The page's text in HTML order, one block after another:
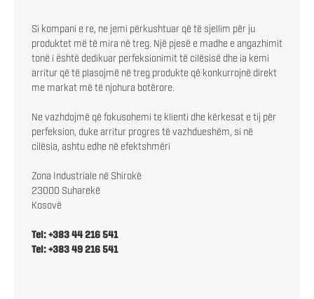
Si kompani e re, ne jemi përkushtuar që të sjellim për ju
produktet më të mira në treg. Një pjesë e madhe e angazhimit
tonë i është dedikuar perfeksionimit të cilësisë dhe ia kemi
arritur që të plasojmë në treg produkte që konkurrojnë direkt
me markat më të njohura botërore.
Ne vazhdojmë që fokusohemi te klienti dhe kërkesat e tij për
perfeksion, duke arritur progres të vazhdueshëm, si në
cilësia, ashtu edhe në efektshmëri
Zona Industriale në Shirokë
23000 Suharekë
Kosovë
Tel: +383 44 216 541
Tel: +383 49 216 541